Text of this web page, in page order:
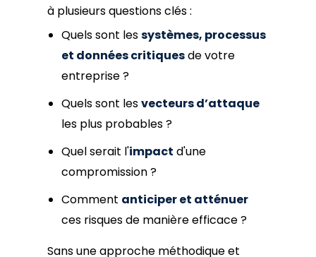
à plusieurs questions clés :
Quels sont lessystèmes, processus
et données critiquesde votre
entreprise ?
Quels sont lesvecteurs d’attaque
les plus probables ?
Quel serait l'impact d'une
compromission ?
Comment anticiper et atténuer
ces risques de manière efficace ?
Sans une approche méthodique et